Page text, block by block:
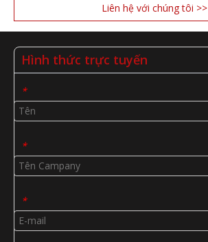
Liên hệ với chúng tôi >>
Hình thức trực tuyến
*
*
*